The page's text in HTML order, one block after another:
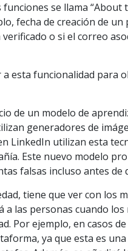
funciones se llama
fecha de creación de
o si el correo
a esta funcionalidad para
de un modelo de
generadores de
LinkedIn utilizan esta
Este nuevo modelo
falsas incluso antes
tiene que ver con los
a las personas cuando
Por ejemplo, en casos
ya que esta es